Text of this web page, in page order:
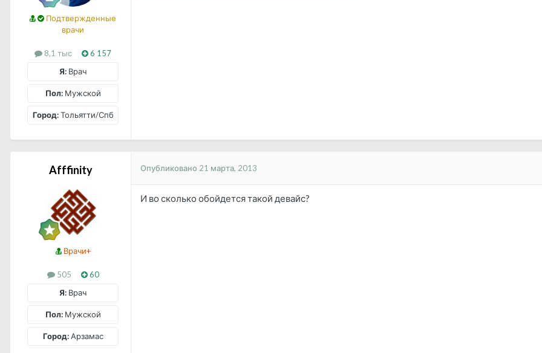
Подтвержденные
врачи
8,1 тыс
6 157
Я: Врач
Пол:Мужской
Город:Тольятти/Спб
Afffinity
Врачи+
505
60
Я: Врач
Пол:Мужской
Город:Арзамас
Опубликовано 21 марта, 2013
И во сколько обойдется такой девайс?